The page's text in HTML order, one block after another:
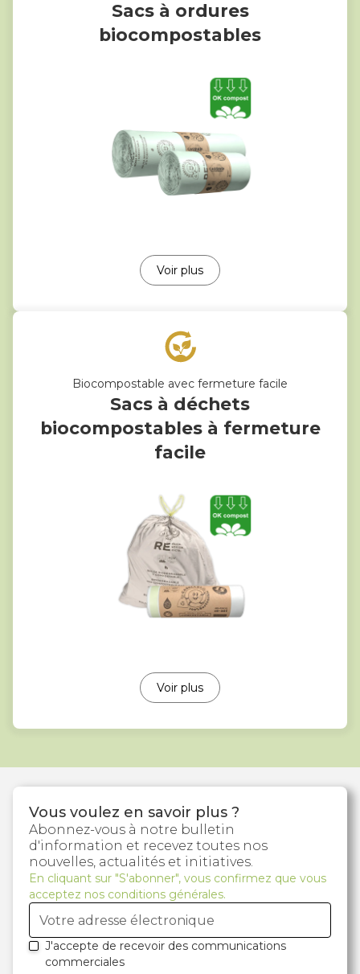
Sacs à ordures
biocompostables
Voir plus
Biocompostable avec fermeture facile
Sacs à déchets
biocompostables à fermeture
facile
Voir plus
Vous voulez en savoir plus ?
Abonnez-vous à notre bulletin
d'information et recevez toutes nos
nouvelles, actualités et initiatives.
En cliquant sur "S'abonner", vous confirmez que vous
acceptez nos conditions générales.
J'accepte de recevoir des communications
commerciales